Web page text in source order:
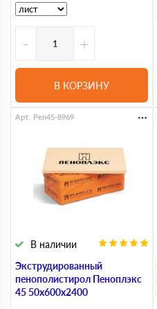
- +
В КОРЗИНУ
Экструдированный
пенополистирол Пеноплэкс
45 50х600х2400
В наличии
Арт. Pen45-8969